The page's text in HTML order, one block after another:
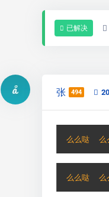
已解决
张 494
么么哒  么
么么哒  么